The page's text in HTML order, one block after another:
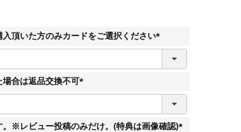
頂いた方のみカードをご選択ください
(
合は返品交換不可
(
須
。※レビュー投稿のみだけ。(特典は画像確認)